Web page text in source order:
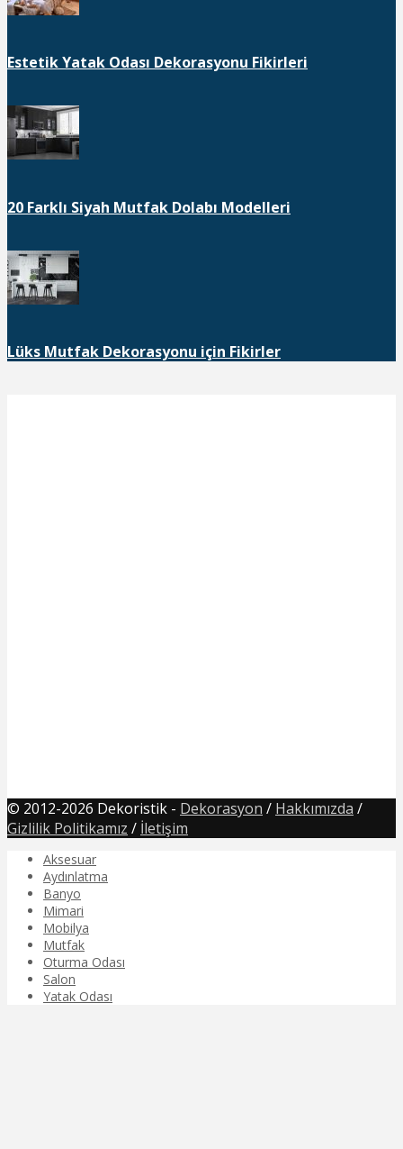
Estetik Yatak Odası Dekorasyonu Fikirleri
20 Farklı Siyah Mutfak Dolabı Modelleri
Lüks Mutfak Dekorasyonu için Fikirler
© 2012-2026 Dekoristik - Dekorasyon / Hakkımızda /
Gizlilik Politikamız / İletişim
Aksesuar
Aydınlatma
Banyo
Mimari
Mobilya
Mutfak
Oturma Odası
Salon
Yatak Odası